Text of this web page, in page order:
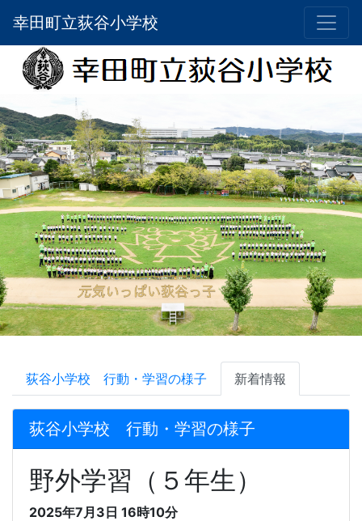
幸田町立荻谷小学校
荻谷小学校 行動・学習の様子 新着情報
荻谷小学校 行動・学習の様子
野外学習（５年生）
2025年7月3日 16時10分